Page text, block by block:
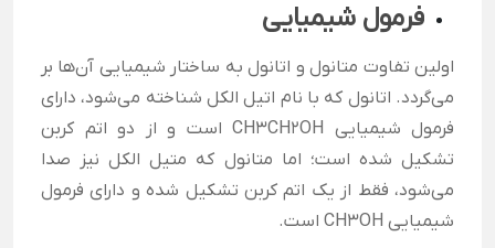
فرمول شیمیایی
اولین تفاوت متانول و اتانول به ساختار شیمیایی آن‌ها بر
می‌گردد. اتانول که با نام اتیل الکل شناخته می‌شود، دارای
فرمول شیمیایی CH3CH2OH است و از دو اتم کربن
تشکیل شده است؛ اما متانول که متیل الکل نیز صدا
می‌شود، فقط از یک اتم کربن تشکیل شده و دارای فرمول
شیمیایی CH3OH است.